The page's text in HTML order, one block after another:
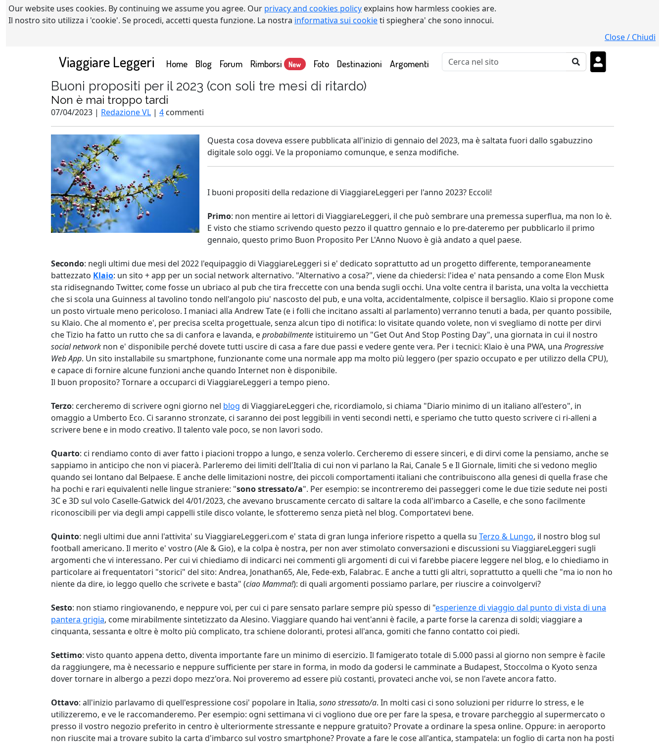
Our website uses cookies. By continuing we assume you agree. Our privacy and cookies policy explains how harmless cookies are.
Il nostro sito utilizza i 'cookie'. Se procedi, accetti questa funzione. La nostra informativa sui cookieti spieghera' che sono innocui.
Close / Chiudi
Viaggiare Leggeri Home(current)
Blog Forum Rimborsi New Foto Destinazioni Argomenti
Buoni propositi per il 2023 (con soli tre mesi di ritardo)
Non è mai troppo tardi
07/04/2023 | Redazione VL | 4 commenti
Questa cosa doveva essere pubblicata all'inizio di gennaio del 2023, ma è saltata fuori dallo sgabuzzino
digitale solo oggi. Ve la proponiamo comunque, e senza modifiche.
I buoni propositi della redazione di ViaggiareLeggeri per l'anno 2023? Eccoli!
Primo: non mentire ai lettori di ViaggiareLeggeri, il che può sembrare una premessa superflua, ma non lo è.
E visto che stiamo scrivendo questo pezzo il quattro gennaio e lo pre-dateremo per pubblicarlo il primo
gennaio, questo primo Buon Proposito Per L'Anno Nuovo è già andato a quel paese.
Secondo: negli ultimi due mesi del 2022 l'equipaggio di ViaggiareLeggeri si e' dedicato soprattutto ad un progetto differente, temporaneamente
battezzato Klaio: un sito + app per un social network alternativo. "Alternativo a cosa?", viene da chiedersi: l'idea e' nata pensando a come Elon Musk
sta ridisegnando Twitter, come fosse un ubriaco al pub che tira freccette con una benda sugli occhi. Una volte centra il barista, una volta la vecchietta
che si scola una Guinness al tavolino tondo nell'angolo piu' nascosto del pub, e una volta, accidentalmente, colpisce il bersaglio. Klaio si propone come
un posto virtuale meno pericoloso. I maniaci alla Andrew Tate (e i folli che incitano assalti al parlamento) verranno tenuti a bada, per quanto possibile,
su Klaio. Che al momento e', per precisa scelta progettuale, senza alcun tipo di notifica: lo visitate quando volete, non vi svegliamo di notte per dirvi
che Tizio ha fatto un rutto che sa di canfora e lavanda, eprobabilmente istituiremo un "Get Out And Stop Posting Day", una giornata in cui il nostro
social network non e' disponibile perché dovete tutti uscire di casa a fare due passi e vedere gente vera. Per i tecnici: Klaio è una PWA, una Progressive
Web App. Un sito installabile su smartphone, funzionante come una normale app ma molto più leggero (per spazio occupato e per utilizzo della CPU),
e capace di fornire alcune funzioni anche quando Internet non è disponibile.
Il buon proposito? Tornare a occuparci di ViaggiareLeggeri a tempo pieno.
Terzo: cercheremo di scrivere ogni giorno nel blog di ViaggiareLeggeri che, ricordiamolo, si chiama "Diario minimo di un italiano all'estero", in
omaggio a Umberto Eco. Ci saranno stronzate, ci saranno dei post leggibili in venti secondi netti, e speriamo che tutto questo scrivere ci ri-alleni a
scrivere bene e in modo creativo. Il talento vale poco, se non lavori sodo.
Quarto: ci rendiamo conto di aver fatto i piacioni troppo a lungo, e senza volerlo. Cercheremo di essere sinceri, e di dirvi come la pensiamo, anche se
sappiamo in anticipo che non vi piacerà. Parleremo dei limiti dell'Italia di cui non vi parlano la Rai, Canale 5 e Il Giornale, limiti che si vedono meglio
quando sei lontano dal Belpaese. E anche delle limitazioni nostre, dei piccoli comportamenti italiani che contribuiscono alla genesi di quella frase che
ha pochi e rari equivalenti nelle lingue straniere: "sono stressato/a". Per esempio: se incontreremo dei passeggeri come le due tizie sedute nei posti
3C e 3D sul volo Caselle-Gatwick del 4/01/2023, che avevano bruscamente cercato di saltare la coda all'imbarco a Caselle, e che sono facilmente
riconoscibili per via degli ampi cappelli stile disco volante, le sfotteremo senza pietà nel blog. Comportatevi bene.
Quinto: negli ultimi due anni l'attivita' su ViaggiareLeggeri.com e' stata di gran lunga inferiore rispetto a quella su Terzo & Lungo, il nostro blog sul
football americano. Il merito e' vostro (Ale & Gio), e la colpa è nostra, per non aver stimolato conversazioni e discussioni su ViaggiareLeggeri sugli
argomenti che vi interessano. Per cui vi chiediamo di indicarci nei commenti gli argomenti di cui vi farebbe piacere leggere nel blog, e lo chiediamo in
particolare ai frequentatori "storici" del sito: Andrea, Jonathan65, Ale, Fede-exb, Falabrac. E anche a tutti gli altri, soprattutto a quelli che "ma io non ho
niente da dire, io leggo quello che scrivete e basta" (ciao Mamma!): di quali argomenti possiamo parlare, per riuscire a coinvolgervi?
Sesto: non stiamo ringiovanendo, e neppure voi, per cui ci pare sensato parlare sempre più spesso di "esperienze di viaggio dal punto di vista di una
pantera grigia, come mirabilmente sintetizzato da Alesino. Viaggiare quando hai vent'anni è facile, a parte forse la carenza di soldi; viaggiare a
cinquanta, sessanta e oltre è molto più complicato, tra schiene doloranti, protesi all'anca, gomiti che fanno contatto coi piedi.
Settimo: visto quanto appena detto, diventa importante fare un minimo di esercizio. Il famigerato totale di 5.000 passi al giorno non sempre è facile
da raggiungere, ma è necessario e neppure sufficiente per stare in forma, in modo da godersi le camminate a Budapest, Stoccolma o Kyoto senza
dover tornare in albergo a pezzi dopo mezz'ora. Noi proveremo ad essere più costanti, provateci anche voi, se non l'avete ancora fatto.
Ottavo: all'inizio parlavamo di quell'espressione cosi' popolare in Italia, sono stressato/a. In molti casi ci sono soluzioni per ridurre lo stress, e le
utilizzeremo, e ve le raccomanderemo. Per esempio: ogni settimana vi ci vogliono due ore per fare la spesa, e trovare parcheggio al supermercato o
presso il vostro negozio preferito in centro è ulteriormente stressante e neppure gratuito? Provate a ordinare la spesa online. Oppure: in aeroporto
non riuscite mai a trovare subito la carta d'imbarco sul vostro smartphone? Provate a fare le cose all'antica, stampatela: un foglio di carta non ha posti